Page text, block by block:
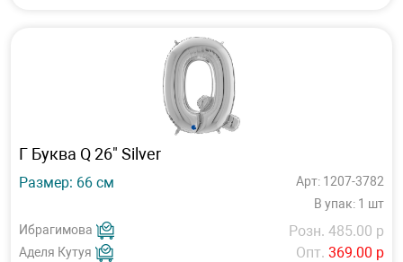
Г Буква Q 26" Silver
Размер: 66 см
Арт: 1207-3782
В упак: 1 шт
Ибрагимова
Аделя Кутуя
Розн. 485.00 р
Опт. 369.00 р